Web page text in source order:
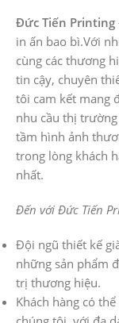
Đức Tiến Printing
in ấn bao bì.Với
cùng các thương
tin cậy, chuyên
tôi cam kết mang
nhu cầu thị
tầm hình ảnh
trong lòng khách
nhất.
Đến với Đức Tiến
Đội ngũ thiết kế
những sản phẩm
trị thương hiệu.
Khách hàng có